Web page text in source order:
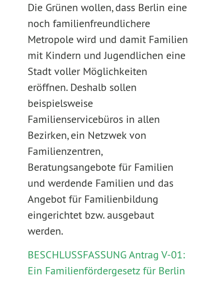
Die Grünen wollen, dass Berlin eine
noch familienfreundlichere
Metropole wird und damit Familien
mit Kindern und Jugendlichen eine
Stadt voller Möglichkeiten
eröffnen. Deshalb sollen
beispielsweise
Familienservicebüros in allen
Bezirken, ein Netzwek von
Familienzentren,
Beratungsangebote für Familien
und werdende Familien und das
Angebot für Familienbildung
eingerichtet bzw. ausgebaut
werden.
BESCHLUSSFASSUNG Antrag V-01:
Ein Familienfördergesetz für Berlin